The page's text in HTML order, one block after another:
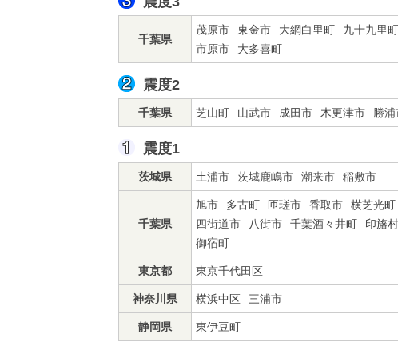
千葉県
茂原市 東金市 大網白里町 九十九里町
市原市
大多喜町
震度2
千葉県 芝山町 山武市 成田市 木更津市 勝
震度1
茨城県 土浦市 茨城鹿嶋市 潮来市 稲敷市
千葉県
旭市 多古町 匝瑳市 香取市 横芝光町
四街道市
八街市 千葉酒々井町 印旛村
御宿町
東京都 東京千代田区
神奈川県 横浜中区 三浦市
静岡県 東伊豆町